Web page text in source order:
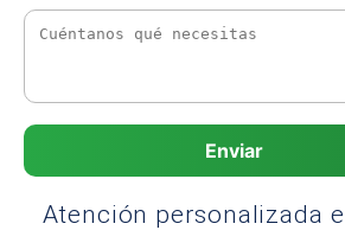
Enviar
Atención personalizada